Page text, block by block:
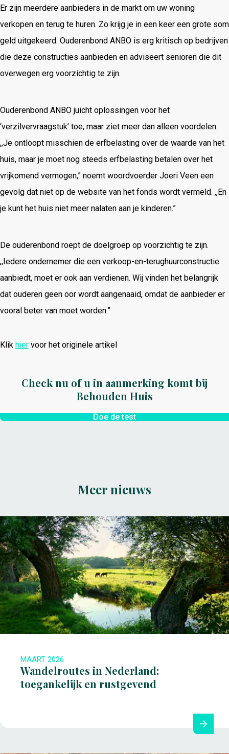
Er zijn meerdere aanbieders in de markt om uw woning
verkopen en terug te huren. Zo krijg je in een keer een grote som
geld uitgekeerd. Ouderenbond ANBO is erg kritisch op bedrijven
die deze constructies aanbieden en adviseert senioren die dit
overwegen erg voorzichtig te zijn.
Ouderenbond ANBO juicht oplossingen voor het
‘verzilvervraagstuk’ toe, maar ziet meer dan alleen voordelen.
,,Je ontloopt misschien de erfbelasting over de waarde van het
huis, maar je moet nog steeds erfbelasting betalen over het
vrijkomend vermogen,” noemt woordvoerder Joeri Veen een
gevolg dat niet op de website van het fonds wordt vermeld. ,,En
je kunt het huis niet meer nalaten aan je kinderen.”
De ouderenbond roept de doelgroep op voorzichtig te zijn.
,,Iedere ondernemer die een verkoop-en-terughuurconstructie
aanbiedt, moet er ook aan verdienen. Wij vinden het belangrijk
dat ouderen geen oor wordt aangenaaid, omdat de aanbieder er
vooral beter van moet worden.”
Klik hier voor het originele artikel
Check nu of u in aanmerking komt bij
Behouden Huis
Doe de test
Meer nieuws
MAART 2026
Wandelroutes in Nederland:
toegankelijk en rustgevend